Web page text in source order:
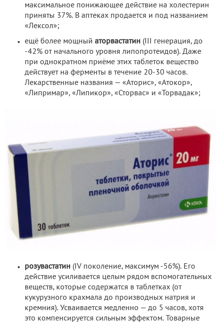
максимальное понижающее действие на холестерин
приняты 37%. В аптеках продается и под названием
«Лексол»;
ещё более мощный аторвастатин (III генерация, до
-42% от начального уровня липопротеидов). Даже
при однократном приёме этих таблеток вещество
действует на ферменты в течение 20-30 часов.
Лекарственные названия — «Аторис», «Атокор»,
«Липримар», «Липикор», «Сторвас» и «Торвадак»;
розувастатин (IV поколение, максимум -56%). Его
действие усиливается целым рядом вспомогательных
веществ, которые содержатся в таблетках (от
кукурузного крахмала до производных натрия и
кремния). Усваивается медленно — до 5 часов, хотя
это компенсируется сильным эффектом. Товарные